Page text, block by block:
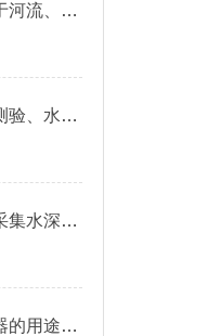
超声波测深仪的应用：用于河流、湖泊、地下水体等水域的水深数据采集
水深探测仪应用于：水文测验、水电厂库区、湖泊、河道勘测和环境水域监测
水深探测仪的作用：实时采集水深数据，为流域管理、防洪抗旱提供科学依据
云境天合超声波测水深仪器的用途：实时监测水域深度变化，辅助评估洪水风险